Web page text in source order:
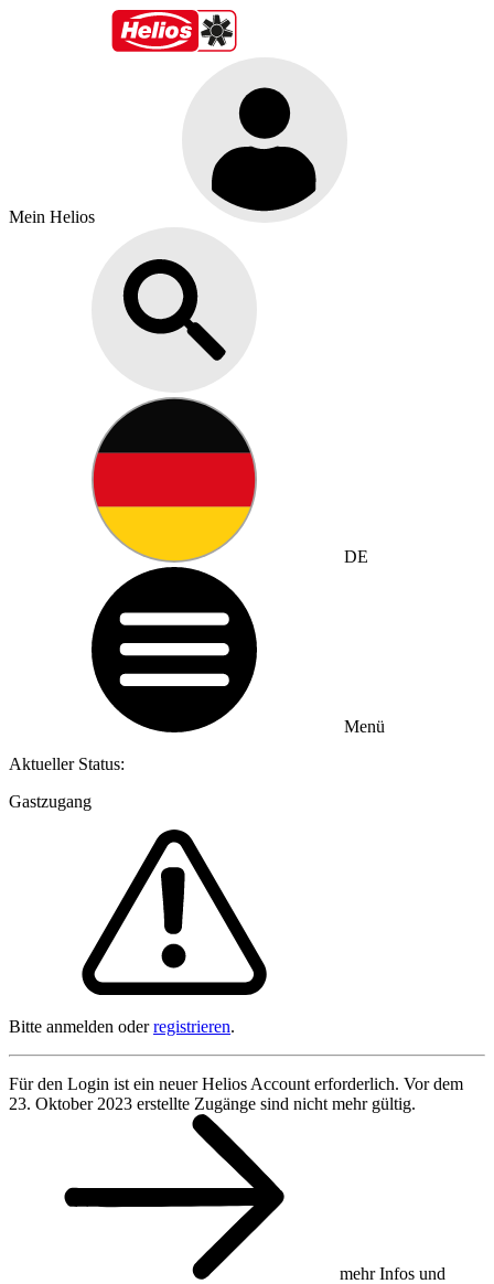
Mein Helios
DE
Menü
Aktueller Status:
Gastzugang
Bitte anmelden oderregistrieren.
Für den Login ist ein neuer Helios Account erforderlich. Vor dem
23. Oktober 2023 erstellte Zugänge sind nicht mehr gültig.
mehr Infos und